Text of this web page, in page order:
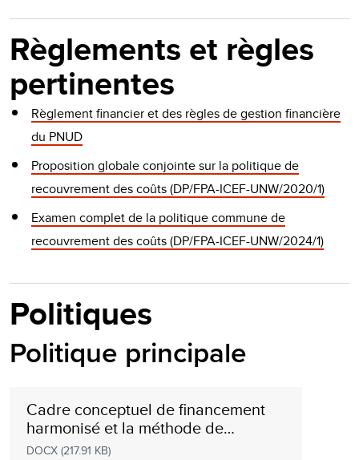
Règlements et règles
pertinentes
Règlement financier et des règles de gestion financière
du PNUD
Proposition globale conjointe sur la politique de
recouvrement des coûts (DP/FPA-ICEF-UNW/2020/1)
Examen complet de la politique commune de
recouvrement des coûts (DP/FPA-ICEF-UNW/2024/1)
Politiques
Politique principale
Cadre conceptuel de financement
harmonisé et la méthode de
recouvrement des coûts
DOCX (217.91 KB)